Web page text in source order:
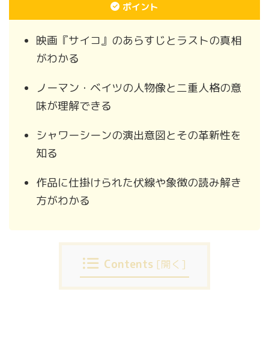
ポイント
映画『サイコ』のあらすじとラストの真相
がわかる
ノーマン・ベイツの人物像と二重人格の意
味が理解できる
シャワーシーンの演出意図とその革新性を
知る
作品に仕掛けられた伏線や象徴の読み解き
方がわかる
Contents [開く ]